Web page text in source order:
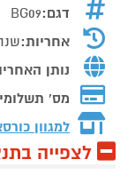
דגם:BG09
אחריות:
נותן
מס'
למגוון
לצפייה